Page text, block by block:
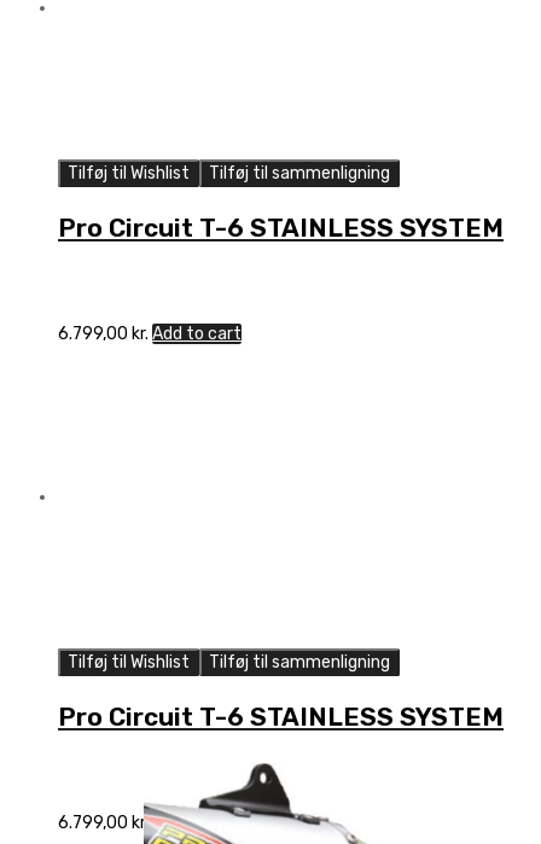
Tilføj til Wishlist Tilføj til sammenligning
Pro Circuit T-6 STAINLESS SYSTEM
6.799,00 kr. Add to cart
Tilføj til Wishlist Tilføj til sammenligning
Pro Circuit T-6 STAINLESS SYSTEM
6.799,00 kr.Add to cart